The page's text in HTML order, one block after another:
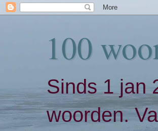
100
Sinds 1 jan
woorden.